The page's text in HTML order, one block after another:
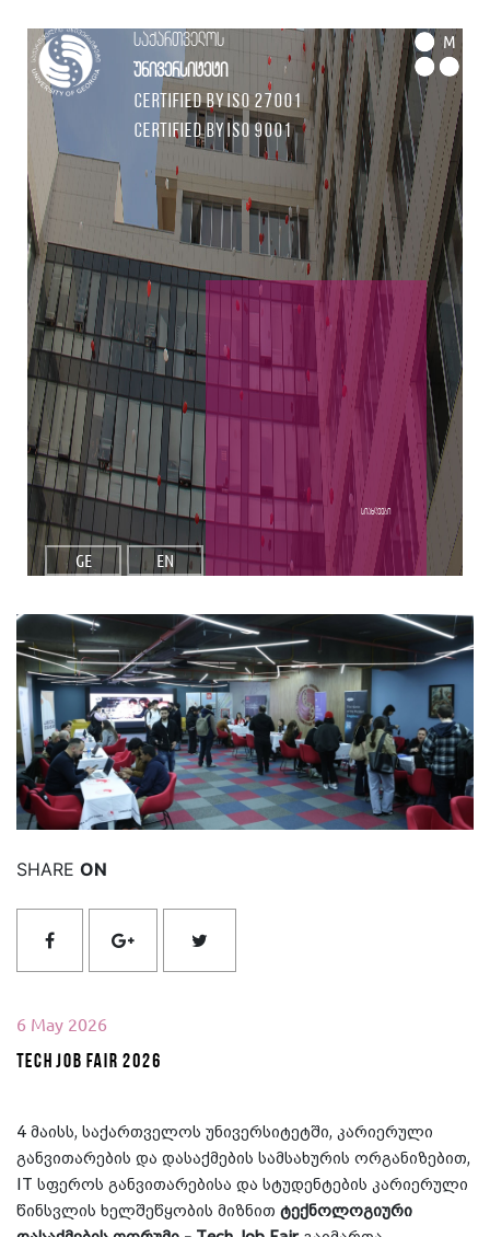
საქართველოს
უნივერსიტეტი
Certified by ISO 27001
Certified by ISO 9001
M
GE EN
სიახლეები
იხილეთ მეტი
SHARE ON
6 May 2026
Tech Job Fair 2026
4 მაისს, საქართველოს უნივერსიტეტში, კარიერული
განვითარების და დასაქმების სამსახურის ორგანიზებით,
IT სფეროს განვითარებისა და სტუდენტების კარიერული
წინსვლის ხელშეწყობის მიზნით ტექნოლოგიური